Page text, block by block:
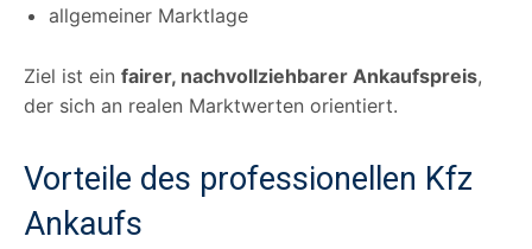
allgemeiner Marktlage
Ziel ist ein fairer, nachvollziehbarer Ankaufspreis,
der sich an realen Marktwerten orientiert.
Vorteile des professionellen Kfz
Ankaufs